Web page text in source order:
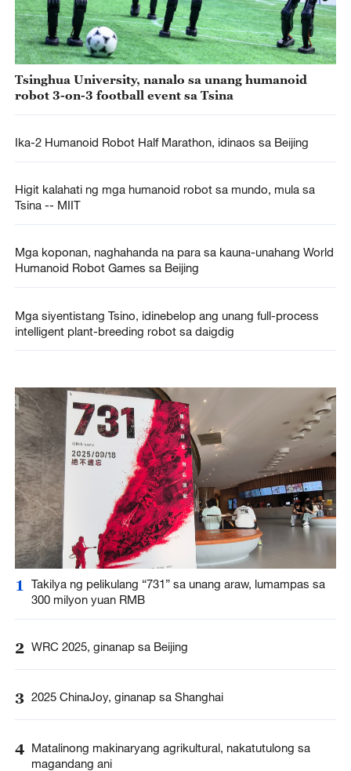
Tsinghua University, nanalo sa unang humanoid
robot 3-on-3 football event sa Tsina
Ika-2 Humanoid Robot Half Marathon, idinaos sa Beijing
Higit kalahati ng mga humanoid robot sa mundo, mula sa
Tsina -- MIIT
Mga koponan, naghahanda na para sa kauna-unahang World
Humanoid Robot Games sa Beijing
Mga siyentistang Tsino, idinebelop ang unang full-process
intelligent plant-breeding robot sa daigdig
1
Takilya ng pelikulang “731” sa unang araw, lumampas sa
300 milyon yuan RMB
2 WRC 2025, ginanap sa Beijing
3 2025 ChinaJoy, ginanap sa Shanghai
4 Matalinong makinaryang agrikultural, nakatutulong sa
magandang ani